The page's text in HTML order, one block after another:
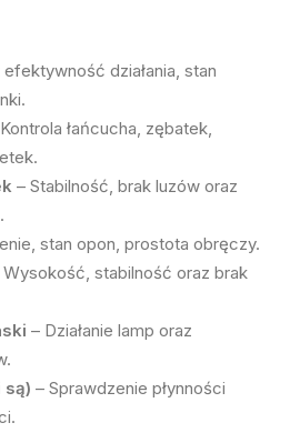
działania, stan
łańcucha, zębatek,
– Stabilność, brak luzów oraz
stan opon, prostota obręczy.
Wysokość, stabilność oraz brak
– Działanie lamp oraz
są) – Sprawdzenie płynności